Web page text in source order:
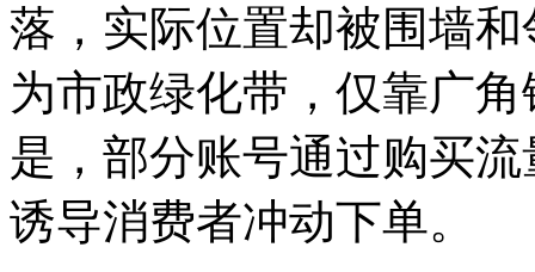
落，实际位置却被围墙
为市政绿化带，仅靠广
是，部分账号通过购买
诱导消费者冲动下单。